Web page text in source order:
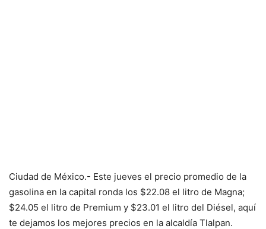
Ciudad de México.- Este jueves el precio promedio de la
gasolina en la capital ronda los $22.08 el litro de Magna;
$24.05 el litro de Premium y $23.01 el litro del Diésel, aquí
te dejamos los mejores precios en la alcaldía Tlalpan.